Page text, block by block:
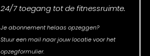
24/7 toegang tot de fitnessruimte.
Je abonnement helaas opzeggen?
Stuur een mail naar jouw locatie voor het
opzegformulier.